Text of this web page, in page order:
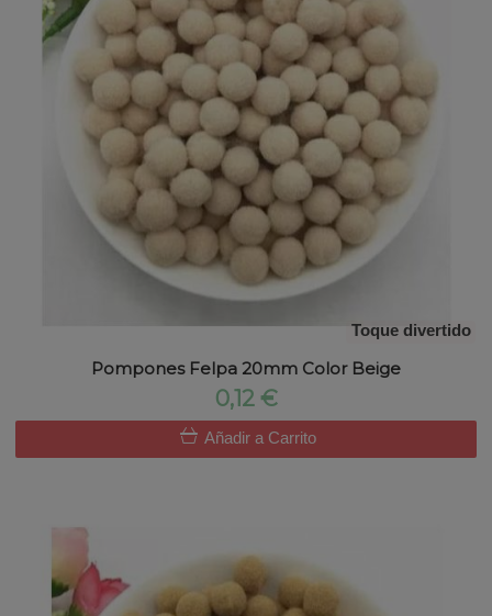
Toque divertido
Pompones Felpa 20mm Color Beige
0,12 €
Añadir a Carrito